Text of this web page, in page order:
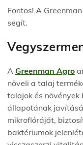
Fontos! A
segít.
A Greenman Agro
növeli a talaj
talajok és növények
állapotának
mikroflóráját,
baktériumok